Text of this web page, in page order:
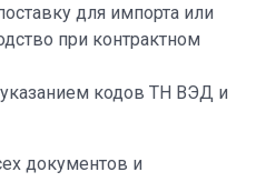
для импорта или
при контрактном
кодов ТН ВЭД и
документов и